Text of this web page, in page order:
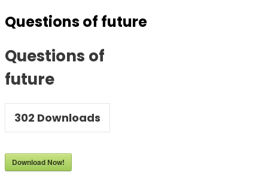
Questions of future
Questions of
future
302 Downloads
Download Now!